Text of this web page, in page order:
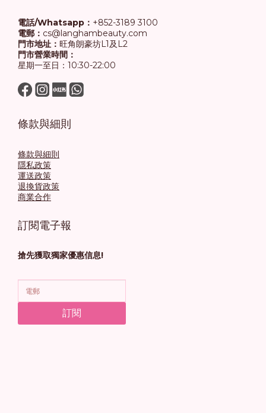
電話/Whatsapp： +852-3189 3100
電郵： cs@langhambeauty.com
門市地址： 旺角朗豪坊L1及L2
門市營業時間：
星期一至日：10:30-22:00
條款與細則
條款與細則
隱私政策
運送政策
退換貨政策
商業合作
訂閱電子報
搶先獲取獨家優惠信息!
訂閱